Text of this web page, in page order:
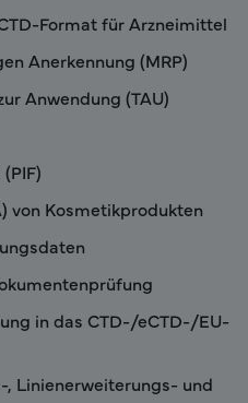
Format für Arzneimittel
Anerkennung (MRP)
Anwendung (TAU)
von Kosmetikprodukten
in das CTD-/eCTD-/EU-
, Linienerweiterungs- und